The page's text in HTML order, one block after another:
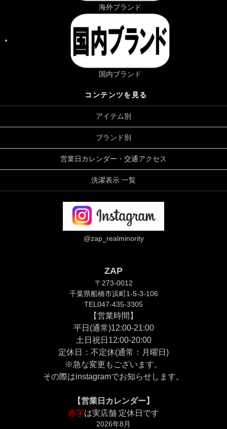
海外ブランド
国内ブランド
コンテンツを見る
アイテム別
ブランド別
営業日カレンダー・交通アクセス
洗濯表示 一覧
@zap_realminority
ZAP
〒273-0012
千葉県船橋市浜町1-5-3-106
TEL047-435-3305
【営業時間】
平日(通常)12:00-21:00
土日祝日12:00-20:00
定休日：不定休(通常：月曜日)
※急な変更もございます。
その際はinstagramでお知らせします。
【営業日カレンダー】
赤字は実店舗 定休日です
2026年8月